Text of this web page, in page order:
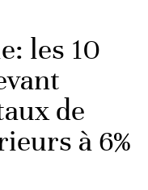
les 10
de
à 6%